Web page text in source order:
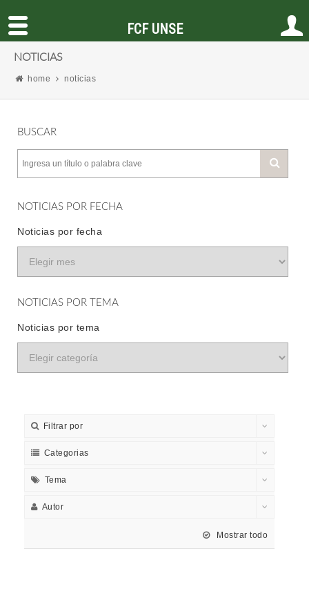
NOTICIAS
home noticias
BUSCAR
NOTICIAS POR FECHA
Noticias por fecha
NOTICIAS POR TEMA
Noticias por tema
Filtrar por
Categorias
Tema
Autor
Mostrar todo
FCF UNSE